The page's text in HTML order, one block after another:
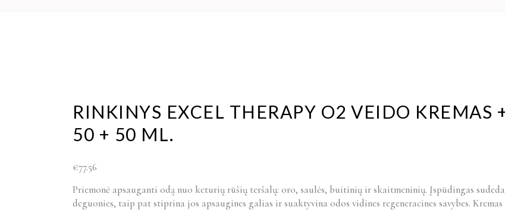
RINKINYS EXCEL THERAPY O2 VEIDO KREMAS
50 + 50 ML.
€77.56
Priemonė apsauganti odą nuo keturių rūšių teršalų: oro, saulės, buitinių ir skaitmeninių. Įspūdingas
deguonies, taip pat stiprina jos apsaugines galias ir suaktyvina odos vidines regeneracines savybes.